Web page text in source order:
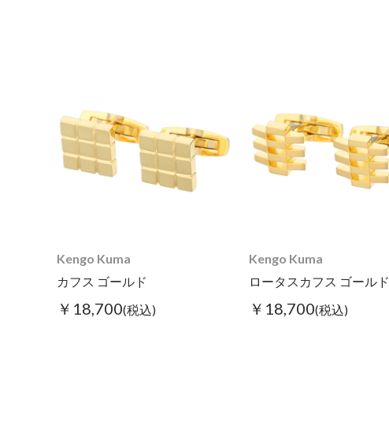
Kengo Kuma
カフス ゴールド
￥18,700(税込)
Kengo Kuma
ロータスカフス ゴールド
￥18,700(税込)